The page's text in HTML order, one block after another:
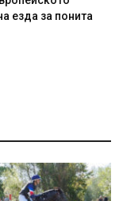
езда за понита